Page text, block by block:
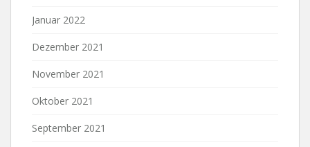
Januar 2022
Dezember 2021
November 2021
Oktober 2021
September 2021